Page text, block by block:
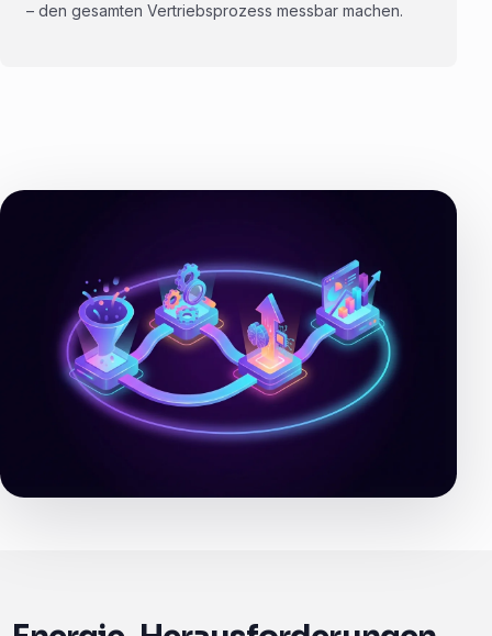
– den gesamten Vertriebsprozess messbar machen.